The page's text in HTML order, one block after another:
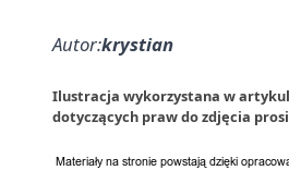
Autor:krystian
Ilustracja wykorzystana w
dotyczących praw do zdjęcia